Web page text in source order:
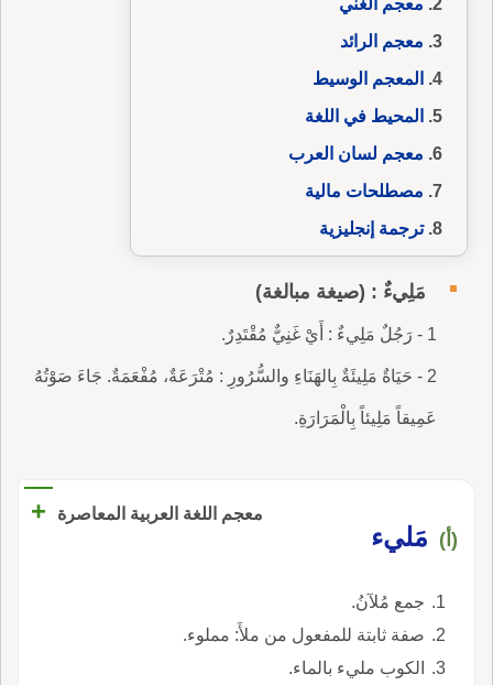
معجم الرائد
المعجم الوسيط
المحيط في اللغة
معجم لسان العرب
مصطلحات مالية
ترجمة إنجليزية
مَلِيءٌ : (صيغة مبالغة)
1 - رَجُلٌ مَلِيءٌ : أَيْ غَنِيٌّ مُقْتَدِرٌ.
2 - حَيَاةٌ مَلِيئَةٌ بِالهَنَاءِ والسُّرُورِ : مُتْرَعَةٌ، مُفْعَمَةٌ. جَاءَ صَوْتُهُ
عَمِيقاً مَلِيئاً بِالْمَرَارَةِ.
معجم اللغة العربية المعاصرة +
(أ) مَليء
جمع مُلآنُ.
صفة ثابتة للمفعول من ملأَ: مملوء.
الكوب مليء بالماء.